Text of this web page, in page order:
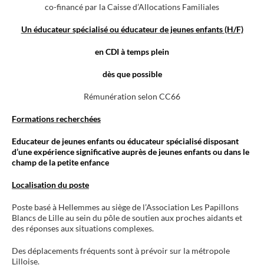
co-financé par la Caisse d’Allocations Familiales
Un éducateur spécialisé ou éducateur de jeunes enfants (H/F)
en CDI à temps plein
dès que possible
Rémunération selon CC66
Formations recherchées
Educateur de jeunes enfants ou éducateur spécialisé disposant
d’une expérience significative auprès de jeunes enfants ou dans le
champ de la petite enfance
Localisation du poste
Poste basé à Hellemmes au siège de l’Association Les Papillons
Blancs de Lille au sein du pôle de soutien aux proches aidants et
des réponses aux situations complexes.
Des déplacements fréquents sont à prévoir sur la métropole
Lilloise.